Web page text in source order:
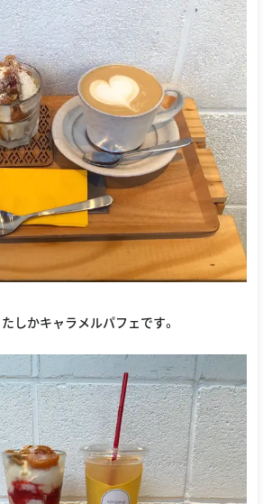
しかキャラメルパフェです。